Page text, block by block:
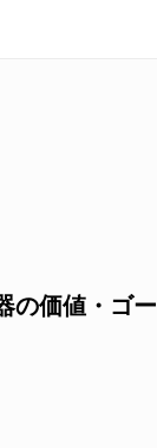
の価値・ゴー